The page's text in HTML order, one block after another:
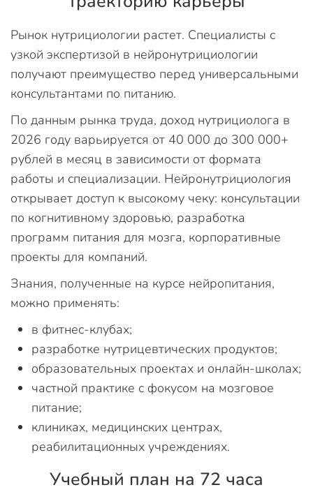
Рынок нутрициологии растет. Специалисты с
узкой экспертизой в нейронутрициологии
получают преимущество перед универсальными
консультантами по питанию.
По данным рынка труда, доход нутрициолога в
2026 году варьируется от 40 000 до 300 000+
рублей в месяц в зависимости от формата
работы и специализации. Нейронутрициология
открывает доступ к высокому чеку: консультации
по когнитивному здоровью, разработка
программ питания для мозга, корпоративные
проекты для компаний.
Знания, полученные на курсе нейропитания,
можно применять:
в фитнес-клубах;
разработке нутрицевтических продуктов;
образовательных проектах и онлайн-школах;
частной практике с фокусом на мозговое
питание;
клиниках, медицинских центрах,
реабилитационных учреждениях.
Учебный план на 72 часа